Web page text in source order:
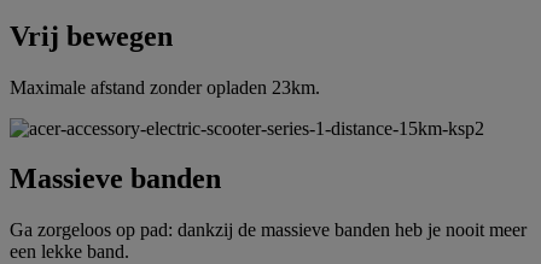
Vrij bewegen
Maximale afstand zonder opladen 23km.
Massieve banden
Ga zorgeloos op pad: dankzij de massieve banden heb je nooit meer
een lekke band.